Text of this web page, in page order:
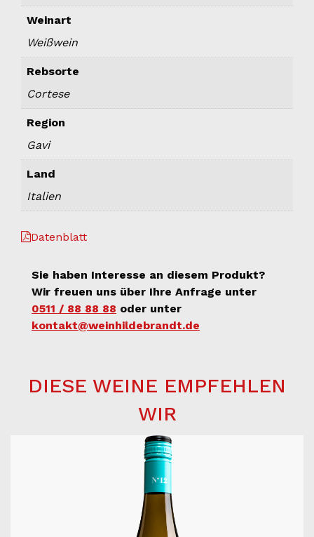
Weinart
Weißwein
Rebsorte
Cortese
Region
Gavi
Land
Italien
Datenblatt
Sie haben Interesse an diesem Produkt?
Wir freuen uns über Ihre Anfrage unter
0511 / 88 88 88 oder unter
kontakt@weinhildebrandt.de
DIESE WEINE EMPFEHLEN
WIR